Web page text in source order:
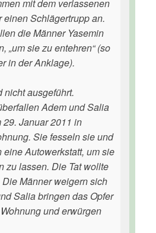
mit dem verlassenen
einen Schlägertrupp an.
die Männer Yasemin
„um sie zu entehren“ (so
in der Anklage).
nicht ausgeführt.
Adem und Salia
29. Januar 2011 in
Sie fesseln sie und
eine Autowerkstatt, um sie
zu lassen. Die Tat wollte
Männer weigern sich
Salia bringen das Opfer
und erwürgen